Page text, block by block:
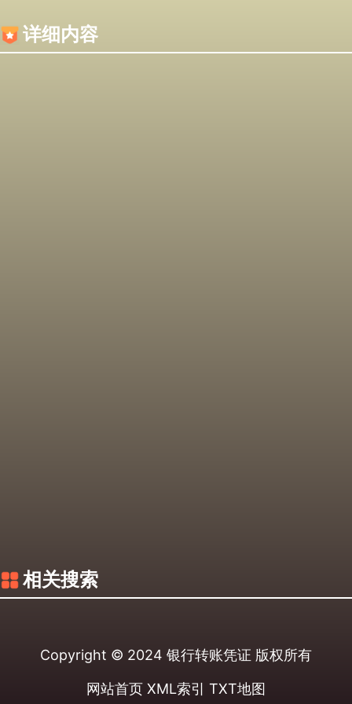
详细内容
相关搜索
Copyright © 2024 银行转账凭证 版权所有
网站首页 XML索引 TXT地图